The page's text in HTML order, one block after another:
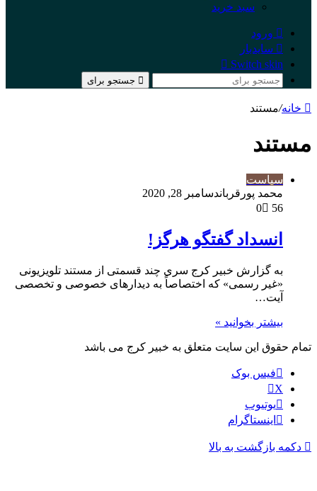
سبد خرید
ورود
سایدبار
Switch skin
جستجو برای
خانه/مستند
مستند
سیاست
محمد پورقرباندسامبر 28, 2020
0
56
انسداد گفتگو هرگز!
به گزارش خبیر کرج سری چند قسمتی از مستند تلویزیونی
«غیر رسمی» که اختصاصاً به دیدارهای خصوصی و تخصصی
آیت…
بیشتر بخوانید »
تمام حقوق این سایت متعلق به خبیر کرج می باشد
فیس بوک
X
یوتیوب
اینستاگرام
دکمه بازگشت به بالا